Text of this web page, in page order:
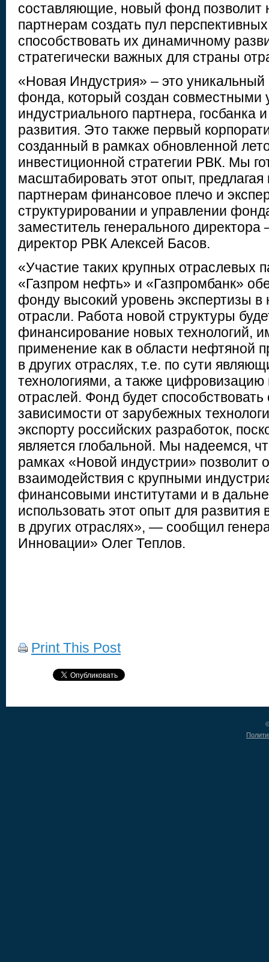
составляющие, новый фонд
партнерам создать пул
способствовать их динамичному
стратегически важных для страны
«Новая Индустрия» – это уникальный
фонда, который создан совместными
индустриального партнера, госбанка
развития. Это также первый
созданный в рамках обновленной
инвестиционной стратегии РВК. Мы
масштабировать этот опыт,
партнерам финансовое плечо и
структурировании и управлении
заместитель генерального
директор РВК Алексей Басов.
«Участие таких крупных отраслевых
«Газпром нефть» и «Газпромбанк»
фонду высокий уровень экспертизы в
отрасли. Работа новой структуры
финансирование новых технологий,
применение как в области нефтяной
в других отраслях, т.е. по сути
технологиями, а также
отраслей. Фонд будет
зависимости от зарубежных
экспорту российских разработок,
является глобальной. Мы надеемся,
рамках «Новой индустрии» позволит
взаимодействия с крупными
финансовыми институтами и в
использовать этот опыт для
в других отраслях», — сообщил
Инновации» Олег Теплов.
Print This Post